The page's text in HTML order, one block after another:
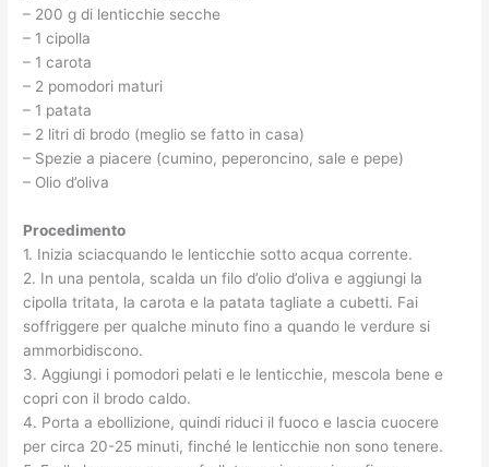
– 200 g di lenticchie secche
– 1 cipolla
– 1 carota
– 2 pomodori maturi
– 1 patata
– 2 litri di brodo (meglio se fatto in casa)
– Spezie a piacere (cumino, peperoncino, sale e pepe)
– Olio d’oliva
Procedimento
1. Inizia sciacquando le lenticchie sotto acqua corrente.
2. In una pentola, scalda un filo d’olio d’oliva e aggiungi la
cipolla tritata, la carota e la patata tagliate a cubetti. Fai
soffriggere per qualche minuto fino a quando le verdure si
ammorbidiscono.
3. Aggiungi i pomodori pelati e le lenticchie, mescola bene e
copri con il brodo caldo.
4. Porta a ebollizione, quindi riduci il fuoco e lascia cuocere
per circa 20-25 minuti, finché le lenticchie non sono tenere.